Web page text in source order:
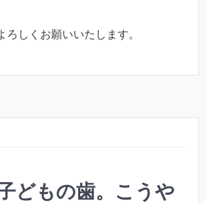
ろしくお願いいたします。
どもの歯。こうや